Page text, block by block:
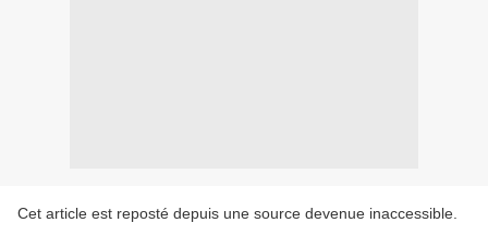
Cet article est reposté depuis une source devenue inaccessible.